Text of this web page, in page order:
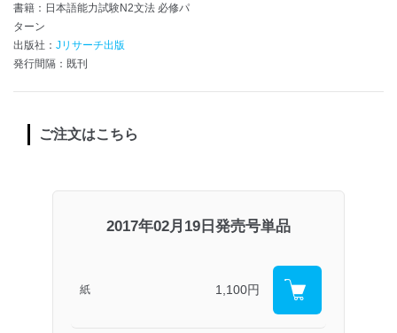
書籍：日本語能力試験N2文法 必修パ
ターン
出版社： Jリサーチ出版
発行間隔：既刊
ご注文はこちら
2017年02月19日発売号単品
紙 1,100円